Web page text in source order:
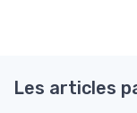
Les articles